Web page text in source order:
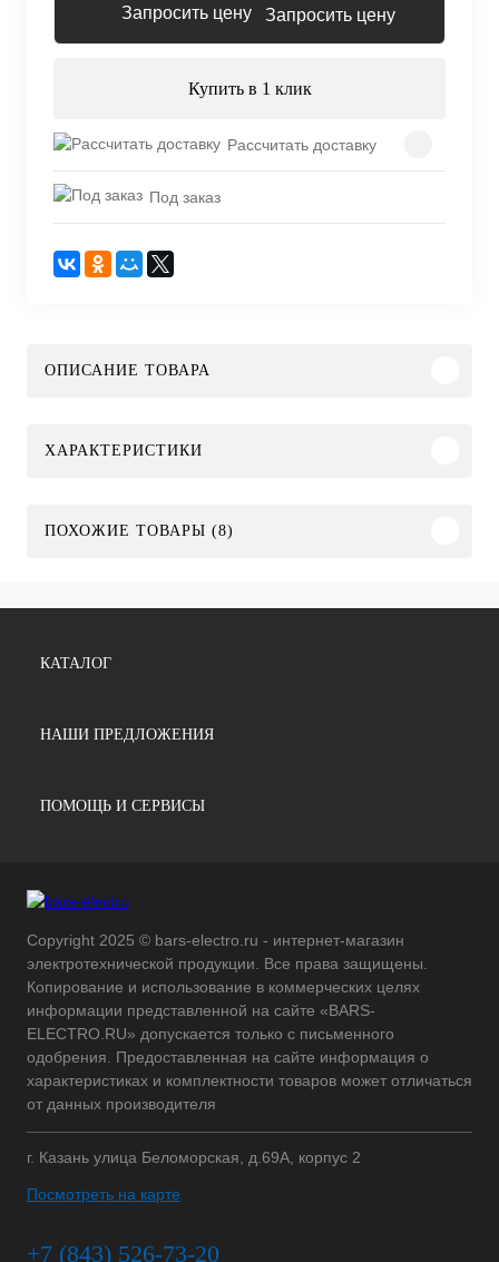
Запросить цену
Купить в 1 клик
Рассчитать доставку
Под заказ
ОПИСАНИЕ ТОВАРА
ХАРАКТЕРИСТИКИ
ПОХОЖИЕ ТОВАРЫ (8)
КАТАЛОГ
НАШИ ПРЕДЛОЖЕНИЯ
ПОМОЩЬ И СЕРВИСЫ
Copyright 2025 © bars-electro.ru - интернет-магазин
электротехнической продукции. Все права защищены.
Копирование и использование в коммерческих целях
информации представленной на сайте «BARS-
ELECTRO.RU» допускается только с письменного
одобрения. Предоставленная на сайте информация о
характеристиках и комплектности товаров может отличаться
от данных производителя
г. Казань улица Беломорская, д.69А, корпус 2
Посмотреть на карте
+7 (843) 526-73-20